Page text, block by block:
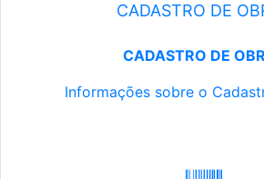
CADASTRO DE
CADASTRO DE
Informações sobre o